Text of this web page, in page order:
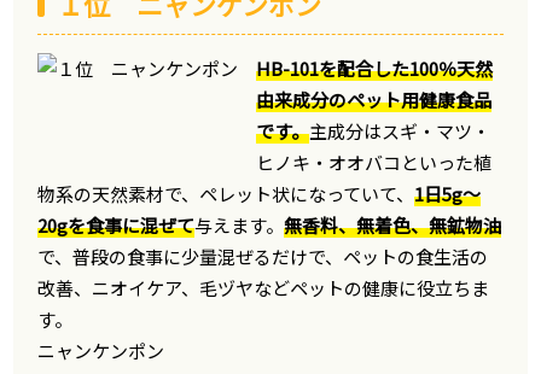
HB-101を配合した100％天然
由来成分のペット用健康食品
です。主成分はスギ・マツ・
ヒノキ・オオバコといった植
物系の天然素材で、ペレット状になっていて、1日5g～
20gを食事に混ぜて与えます。無香料、無着色、無鉱物油
で、普段の食事に少量混ぜるだけで、ペットの食生活の
改善、ニオイケア、毛ヅヤなどペットの健康に役立ちま
す。
ニャンケンポン